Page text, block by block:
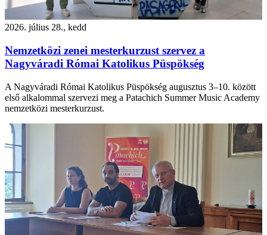
2026. július 28., kedd
Nemzetközi zenei mesterkurzust szervez a
Nagyváradi Római Katolikus Püspökség
A Nagyváradi Római Katolikus Püspökség augusztus 3–10. között
első alkalommal szervezi meg a Patachich Summer Music Academy
nemzetközi mesterkurzust.